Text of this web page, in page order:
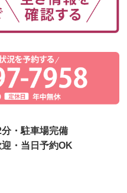
分・駐車場完備
迎・当日予約OK